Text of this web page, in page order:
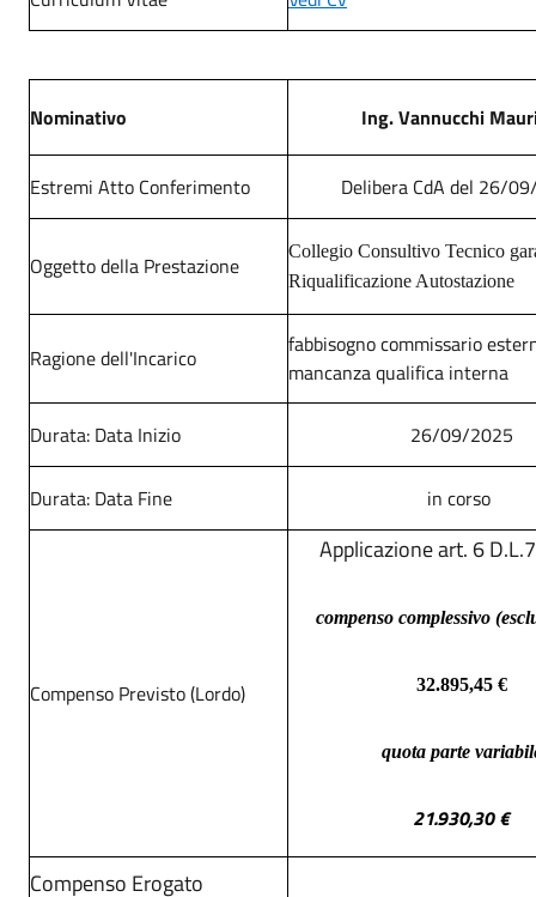
Nominativo Ing. Vannucchi
Estremi Atto Conferimento Delibera CdA del 26/
Oggetto della Prestazione
Collegio Consultivo Tecnico
Riqualificazione Autostazione
Ragione dell'Incarico
fabbisogno commissario
mancanza qualifica interna
Durata: Data Inizio 26/09/2025
Durata: Data Fine in corso
Compenso Previsto (Lordo)
Applicazione art. 6
compenso complessivo
32.895,45 €
quota parte
21.930,30 €
Compenso Erogato